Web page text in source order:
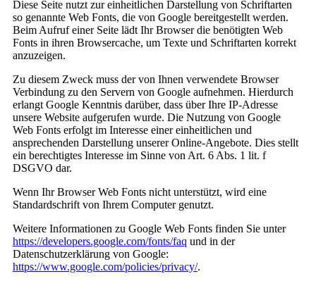
Diese Seite nutzt zur einheitlichen Darstellung von Schriftarten
so genannte Web Fonts, die von Google bereitgestellt werden.
Beim Aufruf einer Seite lädt Ihr Browser die benötigten Web
Fonts in ihren Browsercache, um Texte und Schriftarten korrekt
anzuzeigen.
Zu diesem Zweck muss der von Ihnen verwendete Browser
Verbindung zu den Servern von Google aufnehmen. Hierdurch
erlangt Google Kenntnis darüber, dass über Ihre IP-Adresse
unsere Website aufgerufen wurde. Die Nutzung von Google
Web Fonts erfolgt im Interesse einer einheitlichen und
ansprechenden Darstellung unserer Online-Angebote. Dies stellt
ein berechtigtes Interesse im Sinne von Art. 6 Abs. 1 lit. f
DSGVO dar.
Wenn Ihr Browser Web Fonts nicht unterstützt, wird eine
Standardschrift von Ihrem Computer genutzt.
Weitere Informationen zu Google Web Fonts finden Sie unter
https://developers.google.com/fonts/faq und in der
Datenschutzerklärung von Google:
https://www.google.com/policies/privacy/.